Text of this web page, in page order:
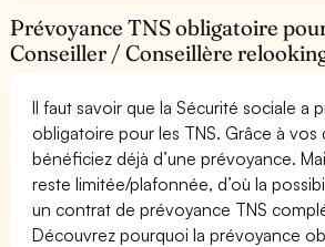
Prévoyance TNS obligatoire
Conseiller / Conseillère
Il faut savoir que la Sécurité sociale a
obligatoire pour les TNS. Grâce à vos
bénéficiez déjà d’une prévoyance.
reste limitée/plafonnée, d’où la
un contrat de prévoyance TNS
Découvrez pourquoi la prévoyance